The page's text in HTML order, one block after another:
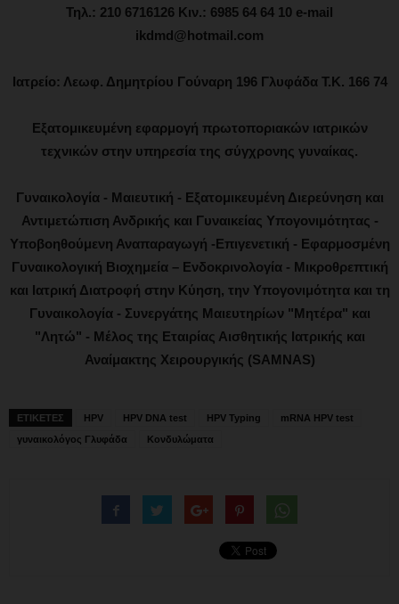
Τηλ.: 210 6716126 Κιν.: 6985 64 64 10 e-mail
ikdmd@hotmail.com
Ιατρείο: Λεωφ. Δημητρίου Γούναρη 196 Γλυφάδα Τ.Κ. 166 74
Εξατομικευμένη εφαρμογή πρωτοποριακών ιατρικών
τεχνικών στην υπηρεσία της σύγχρονης γυναίκας.
Γυναικολογία - Μαιευτική - Εξατομικευμένη Διερεύνηση και
Αντιμετώπιση Ανδρικής και Γυναικείας Υπογονιμότητας -
Υποβοηθούμενη Αναπαραγωγή -Επιγενετική - Εφαρμοσμένη
Γυναικολογική Βιοχημεία – Ενδοκρινολογία - Μικροθρεπτική
και Ιατρική Διατροφή στην Κύηση, την Υπογονιμότητα και τη
Γυναικολογία - Συνεργάτης Μαιευτηρίων "Μητέρα" και
"Λητώ" - Μέλος της Εταιρίας Αισθητικής Ιατρικής και
Αναίμακτης Χειρουργικής (SAMNAS)
ΕΤΙΚΕΤΕΣ HPV HPV DNA test HPV Typing
mRNA HPV test
γυναικολόγος Γλυφάδα
Κονδυλώματα